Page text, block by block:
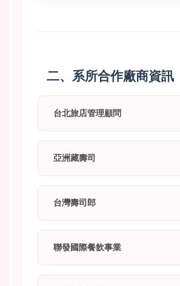
二、系所合作廠商資訊
台北旅店管理顧問
亞洲藏壽司
台灣壽司郎
聯發國際餐飲事業